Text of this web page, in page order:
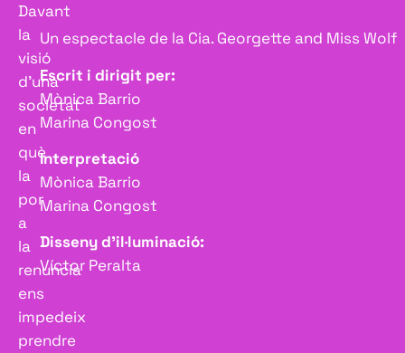
Davant
la
visió
d’una
societat
en
què
la
por
a
la
renuncia
ens
impedeix
prendre
Un espectacle de la Cia. Georgette and Miss Wolf
Escrit i dirigit per:
Mònica Barrio
Marina Congost
Interpretació
Mònica Barrio
Marina Congost
Disseny d’il·luminació:
Víctor Peralta